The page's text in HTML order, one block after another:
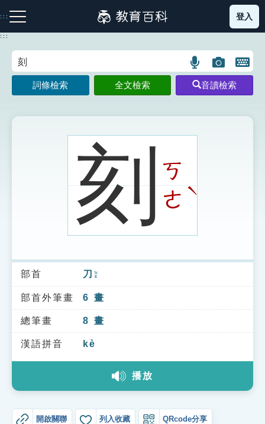
到
主
:::
注音索引圖示 筆畫索引圖示 部首索引表圖示
索引選單
知識索引
單字索引
生命大百科索引
教學應用
登入
:::
語
言
搜
示
圖
片
搜
開
鍵
圖
詞條檢索 全文檢索 音讀檢索
刻ㄎ
ㄜˋ
部首 刀 ㄉㄠ
部首外筆畫 6 畫
總筆畫 8 畫
漢語拼音 kè
播放
開啟關聯 列入收藏 QRcode分享